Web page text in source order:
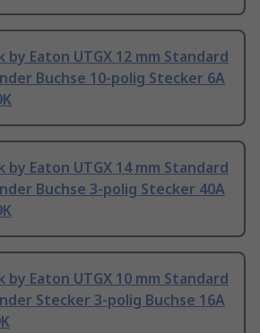
by Eaton UTGX 12 mm Standard
Buchse 10-polig Stecker 6A
by Eaton UTGX 14 mm Standard
Buchse 3-polig Stecker 40A
by Eaton UTGX 10 mm Standard
Stecker 3-polig Buchse 16A